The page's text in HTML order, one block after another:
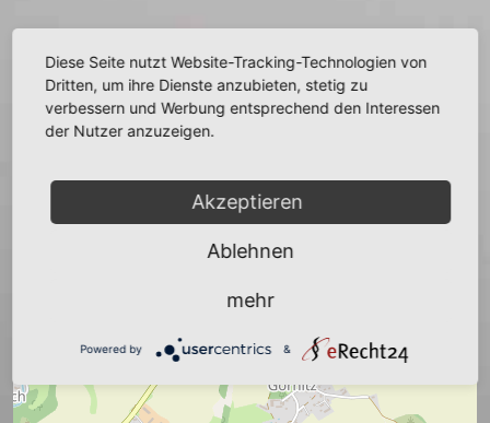
Grässe Sagenschatz des Königreichs
Sachsen
Diese Seite nutzt Website-Tracking-Technologien von
Dritten, um ihre Dienste anzubieten, stetig zu
verbessern und Werbung entsprechend den Interessen
der Nutzer anzuzeigen.
Akzeptieren
Ablehnen
mehr
Powered by &